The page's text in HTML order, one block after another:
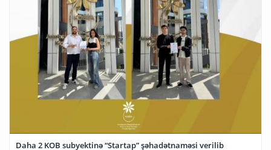
Daha 2 KOB subyektinə “Startap” şəhadətnaməsi verilib